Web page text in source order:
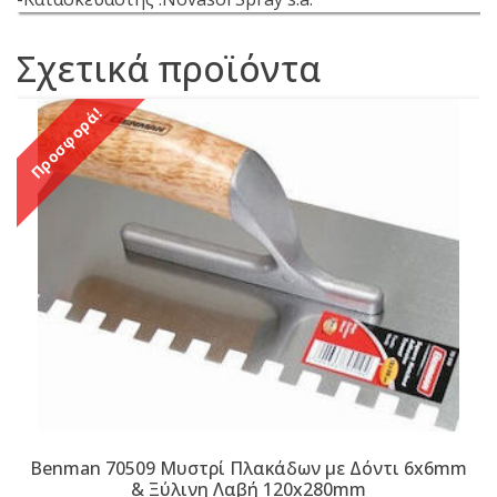
Σχετικά προϊόντα
Προσφορά!
Benman 70509 Μυστρί Πλακάδων με Δόντι 6x6mm
& Ξύλινη Λαβή 120x280mm